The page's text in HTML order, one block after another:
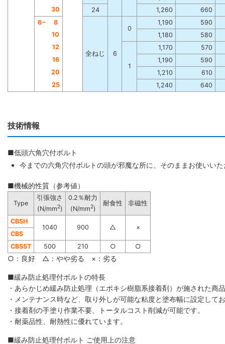
30
24 1,260
660
6−
8
全ねじ 6
0
1,190
590
10
1,180
580
12
1
1,170
570
16
1,190
590
20
1,210
610
25
1,240 640
技術情報
■低頭六角穴付ボルト
今までの六角穴付ボルトの頭が邪魔な所に、そのままお使いい
■機械的性質（参考値）
Type
引張強さ
(N/mm2)
0.2％耐力
(N/mm2)
耐食性 非磁性
CBSH
1040
900 △
×
CBS
CBSST
500 210 ○ ○
○：良好 △：やや劣る ×：劣る
■緩み防止処理付ボルトの特長
・あらかじめ緩み防止処理（エポキシ樹脂系接着剤）が施された商
・メンテナンス時など、取り外しが可能な粘度と塗布幅に設定して
・接着剤の手塗り作業不要、トータルコスト削減が可能です。
・耐薬品性、耐熱性に優れています。
■緩み防止処理付ボルト ご使用上の注意